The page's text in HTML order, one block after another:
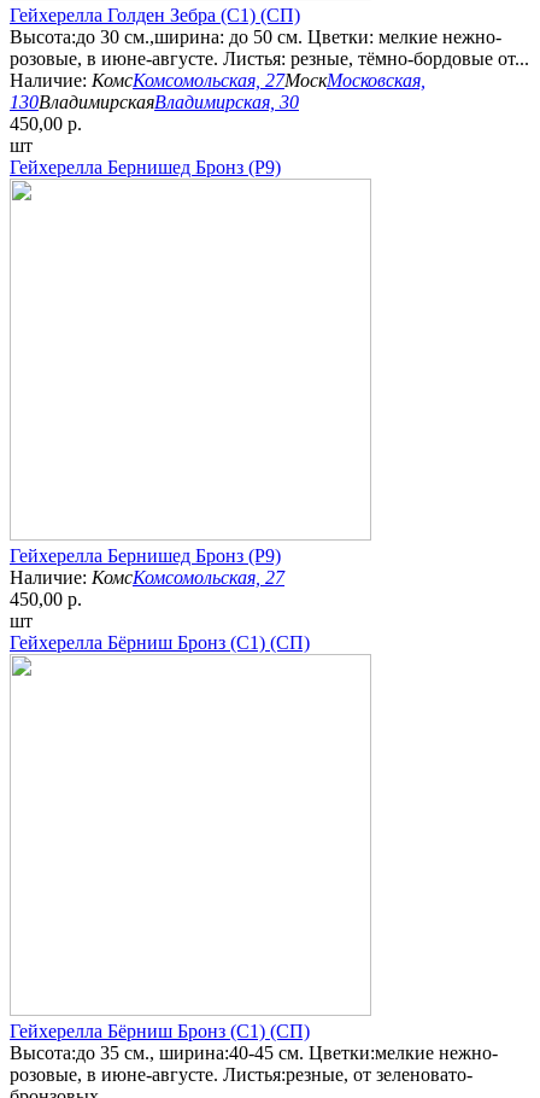
Гейхерелла Голден Зебра (С1) (СП)
Высота:до 30 см.,ширина: до 50 см. Цветки: мелкие нежно-
розовые, в июне-августе. Листья: резные, тёмно-бордовые от...
Наличие: КомсКомсомольская, 27МоскМосковская,
130ВладимирскаяВладимирская, 30
450,00 р.
шт
Гейхерелла Бернишед Бронз (Р9)
Гейхерелла Бернишед Бронз (Р9)
Наличие: КомсКомсомольская, 27
450,00 р.
шт
Гейхерелла Бёрниш Бронз (С1) (СП)
Гейхерелла Бёрниш Бронз (С1) (СП)
Высота:до 35 см., ширина:40-45 см. Цветки:мелкие нежно-
розовые, в июне-августе. Листья:резные, от зеленовато-